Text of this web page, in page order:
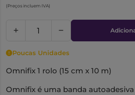
(Preços incluem IVA)
Poucas Unidades
Omnifix 1 rolo (15 cm x 10 m)
Omnifix é uma banda